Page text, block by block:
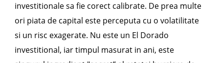
investitionale sa fie corect calibrate. De prea multe
ori piata de capital este perceputa cu o volatilitate
si un risc exagerate. Nu este un El Dorado
investitional, iar timpul masurat in ani, este